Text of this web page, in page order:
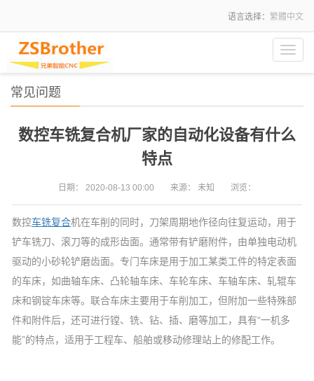
语言选择： 繁體中文
常见问题
数控车铣复合机厂家的自动化设备有什么
特点
日期： 2020-08-13 00:00 来源： 未知 浏览：
数控车铣复合机在车削的同时，刀架周期地作径向往复运动，用于
铲车铣刀、滚刀等的成形齿面。通常带有铲磨附件，由单独电动机
驱动的小砂轮铲磨齿面。专门车床是用于加工某类工件的特定表面
的车床，如曲轴车床、凸轮轴车床、车轮车床、车轴车床、轧辊车
床和钢锭车床等。联合车床主要用于车削加工，但附加一些特殊部
件和附件后，还可进行镗、铣、钻、插、磨等加工，具有“一机多
能”的特点，适用于工程车、船舶或移动修理站上的修配工作。